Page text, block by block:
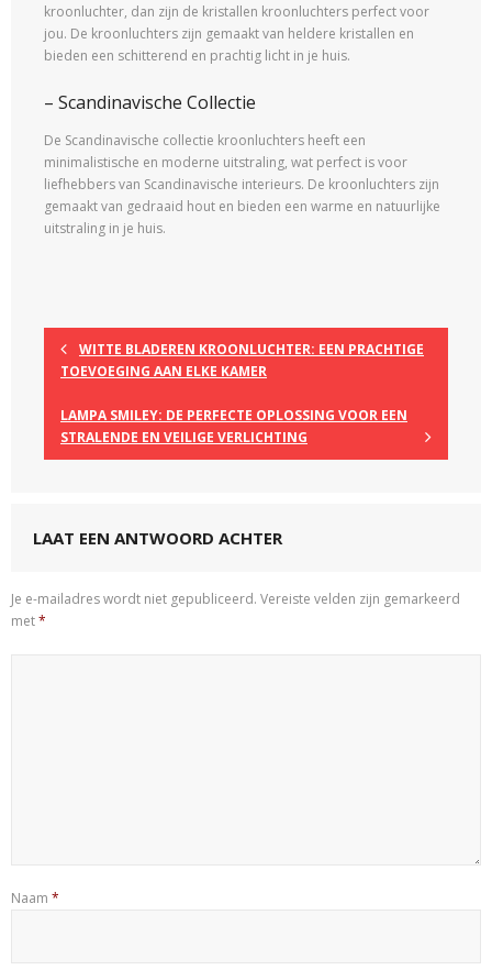
kroonluchter, dan zijn de kristallen kroonluchters perfect voor
jou. De kroonluchters zijn gemaakt van heldere kristallen en
bieden een schitterend en prachtig licht in je huis.
– Scandinavische Collectie
De Scandinavische collectie kroonluchters heeft een
minimalistische en moderne uitstraling, wat perfect is voor
liefhebbers van Scandinavische interieurs. De kroonluchters zijn
gemaakt van gedraaid hout en bieden een warme en natuurlijke
uitstraling in je huis.
WITTE BLADEREN KROONLUCHTER: EEN PRACHTIGE
TOEVOEGING AAN ELKE KAMER
LAMPA SMILEY: DE PERFECTE OPLOSSING VOOR EEN
STRALENDE EN VEILIGE VERLICHTING
LAAT EEN ANTWOORD ACHTER
Je e-mailadres wordt niet gepubliceerd. Vereiste velden zijn gemarkeerd
met*
Naam *